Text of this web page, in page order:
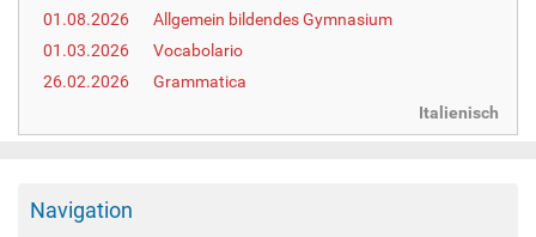
01.08.2026
Allgemein bildendes Gymnasium
01.03.2026
Vocabolario
26.02.2026
Grammatica
Italienisch
Navigation